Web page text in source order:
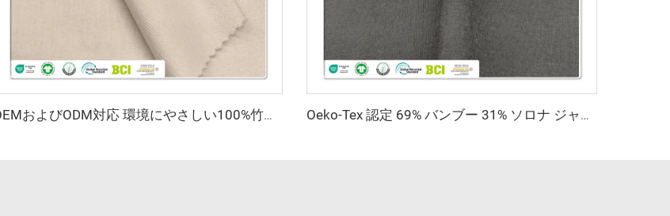
OEMおよびODM対応 環境にやさしい100%竹繊維ジャージ生地 抗菌 吸湿性 通気性 備えた衣料品向け素材 Oeko-Tex 認定 69% バンブー 31% ソロナ ジャージ生地 - 女性用・キッズ服向け抗菌軽量生地